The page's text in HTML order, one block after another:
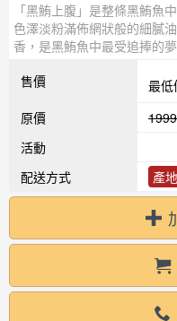
「黑鮪上腹」是整條黑鮪魚
色澤淡粉滿佈網狀般的細膩
香，是黑鮪魚中最受追捧的
售價
最低
原價
1999
活動
配送方式
產地